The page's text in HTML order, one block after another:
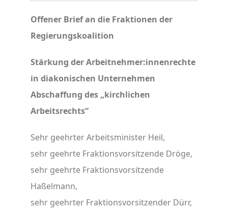
Offener Brief an die Fraktionen der
Regierungskoalition
Stärkung der Arbeitnehmer:innenrechte
in diakonischen Unternehmen
Abschaffung des „kirchlichen
Arbeitsrechts“
Sehr geehrter Arbeitsminister Heil,
sehr geehrte Fraktionsvorsitzende Dröge,
sehr geehrte Fraktionsvorsitzende
Haßelmann,
sehr geehrter Fraktionsvorsitzender Dürr,